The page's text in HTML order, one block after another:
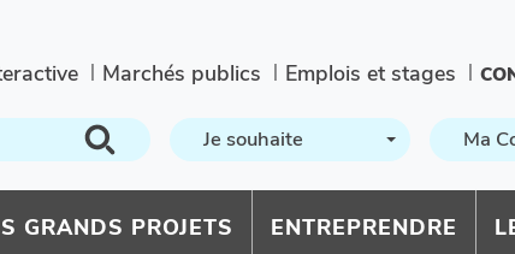
Marchés publics Emplois et stages
Je souhaite Ma
GRANDS PROJETS ENTREPRENDRE